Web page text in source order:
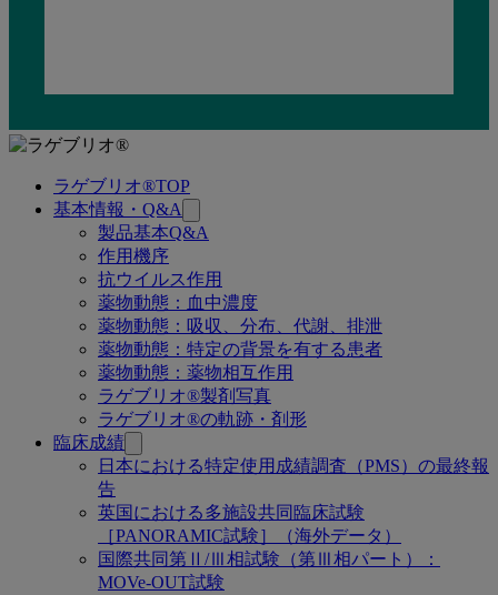
ラゲブリオ®TOP
基本情報・Q&A
製品基本Q&A
作用機序
抗ウイルス作用
薬物動態：血中濃度
薬物動態：吸収、分布、代謝、排泄
薬物動態：特定の背景を有する患者
薬物動態：薬物相互作用
ラゲブリオ®製剤写真
ラゲブリオ®の軌跡・剤形
臨床成績
日本における特定使用成績調査（PMS）の最終報
告
英国における多施設共同臨床試験
［PANORAMIC試験］（海外データ）
国際共同第Ⅱ/Ⅲ相試験（第Ⅲ相パート）：
MOVe-OUT試験